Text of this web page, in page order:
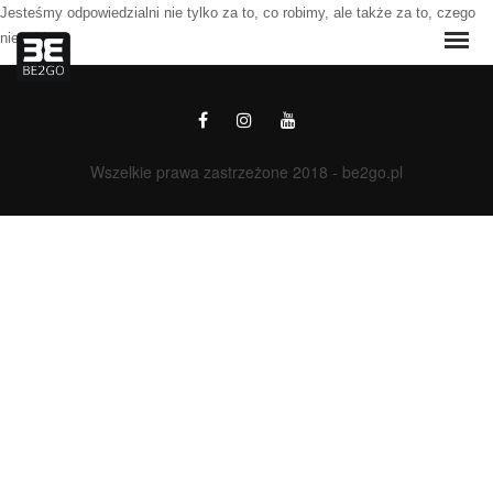
Jesteśmy odpowiedzialni nie tylko za to, co robimy, ale także za to, czego
nie robimy.
Wszelkie prawa zastrzeżone 2018 - be2go.pl